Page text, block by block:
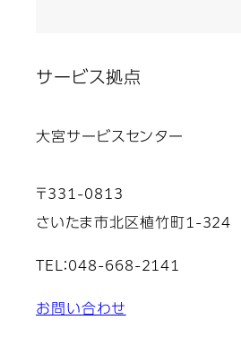
サービス拠点
大宮サービスセンター
〒331-0813
さいたま市北区植竹町1-324
TEL：048-668-2141
お問い合わせ